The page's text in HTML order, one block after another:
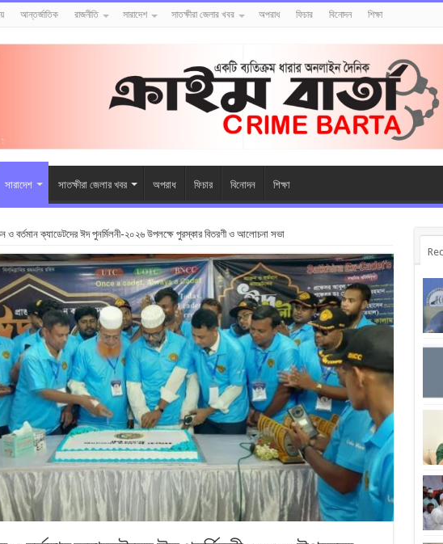
আন্তর্জাতিক রাজনীতি সারাদেশ সাতক্ষীরা জেলার খবর অপরাধ ফিচার বিনোদন শিক্ষা
সারাদেশ সাতক্ষীরা জেলার খবর অপরাধ ফিচার বিনোদন শিক্ষা
ও বর্তমান ক্যাডেটদের ঈদ পুনর্মিলনী-২০২৬ উপলক্ষে পুরস্কার বিতরণী ও আলোচনা সভা